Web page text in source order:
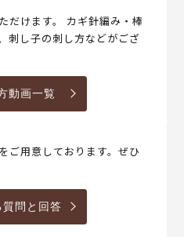
だけます。 カギ針編み・棒
刺し子の刺し方などがござ
動画一覧
ご用意しております。ぜひ
質問と回答